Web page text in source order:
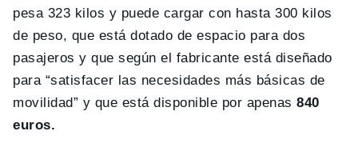
pesa 323 kilos y puede cargar con hasta 300 kilos
de peso, que está dotado de espacio para dos
pasajeros y que según el fabricante está diseñado
para “satisfacer las necesidades más básicas de
movilidad” y que está disponible por apenas840
euros.